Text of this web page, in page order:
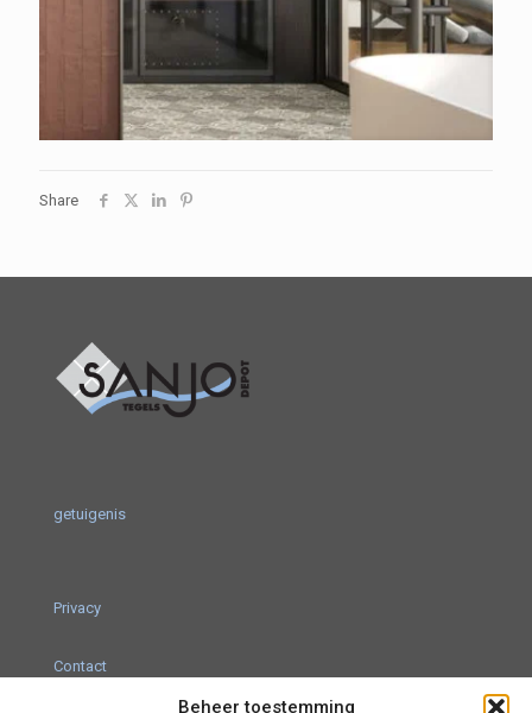
Beheer toestemming
Share
getuigenis
Privacy
Contact